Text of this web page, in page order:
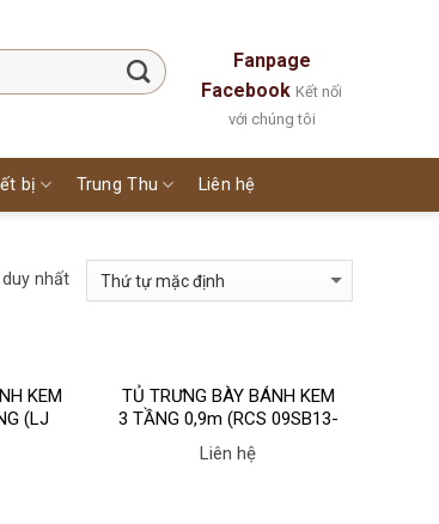
Fanpage
Facebook Kết nối
với chúng tôi
bị Trung Thu Liên hệ
nhất
KEM
(LJ
TỦ TRƯNG BÀY BÁNH KEM
3 TẦNG 0,9m (RCS 09SB13-
2FB) hãng BERJAYA.
Liên hệ